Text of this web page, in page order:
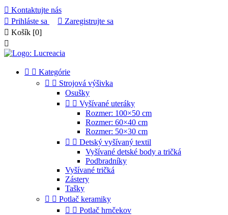
 Kontaktujte nás
 Prihláste sa  Zaregistrujte sa
 Košík [0]

  Kategórie
  Strojová výšivka
Osušky
  Vyšívané uteráky
Rozmer: 100×50 cm
Rozmer: 60×40 cm
Rozmer: 50×30 cm
  Detský vyšívaný textil
Vyšívané detské body a tričká
Podbradníky
Vyšívané tričká
Zástery
Tašky
  Potlač keramiky
  Potlač hrnčekov